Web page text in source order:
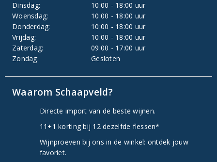
Dinsdag:
10:00 - 18:00 uur
Woensdag:
10:00 - 18:00 uur
Donderdag:
10:00 - 18:00 uur
Vrijdag:
10:00 - 18:00 uur
Zaterdag:
09:00 - 17:00 uur
Zondag:
Gesloten
Waarom Schaapveld?
Directe import van de beste wijnen.
11+1 korting bij 12 dezelfde flessen*
Wijnproeven bij ons in de winkel: ontdek jouw
favoriet.